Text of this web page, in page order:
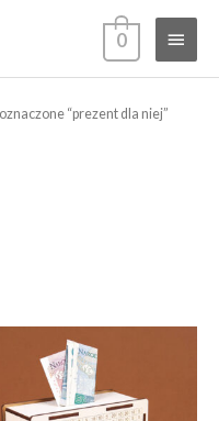
menu
0
“prezent dla niej”